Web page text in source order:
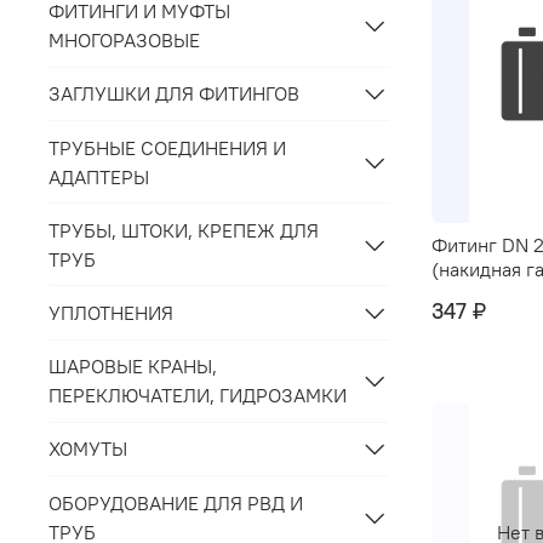
Фитинг DN
(накидная
347 ₽
Нет
ФИТИНГИ И МУФТЫ
МНОГОРАЗОВЫЕ
ЗАГЛУШКИ ДЛЯ ФИТИНГОВ
ТРУБНЫЕ СОЕДИНЕНИЯ И
АДАПТЕРЫ
ТРУБЫ, ШТОКИ, КРЕПЕЖ ДЛЯ
ТРУБ
УПЛОТНЕНИЯ
ШАРОВЫЕ КРАНЫ,
ПЕРЕКЛЮЧАТЕЛИ, ГИДРОЗАМКИ
ХОМУТЫ
ОБОРУДОВАНИЕ ДЛЯ РВД И
ТРУБ